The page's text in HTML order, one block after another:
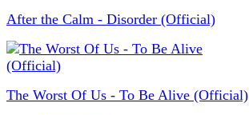
After the Calm - Disorder (Official)
The Worst Of Us - To Be Alive (Official)